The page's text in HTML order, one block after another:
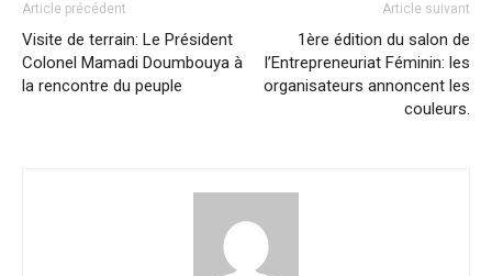
Article précédent
Visite de terrain: Le Président
Colonel Mamadi Doumbouya à
la rencontre du peuple
Article suivant
1ère édition du salon de
l’Entrepreneuriat Féminin: les
organisateurs annoncent les
couleurs.